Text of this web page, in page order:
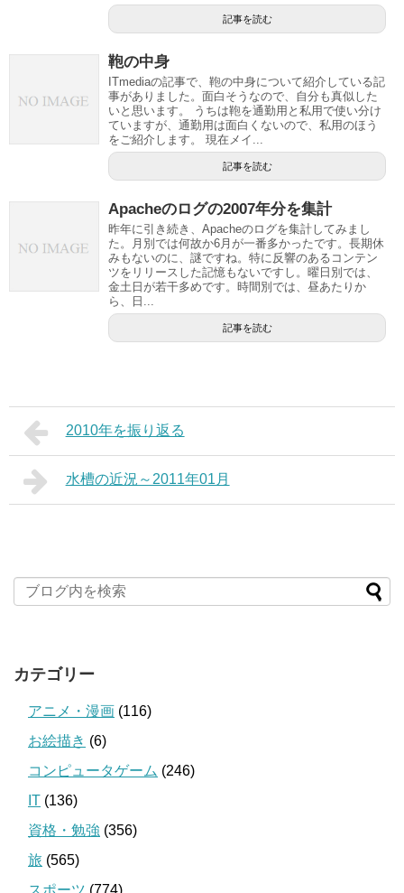
記事を読む
鞄の中身
ITmediaの記事で、鞄の中身について紹介している記
事がありました。面白そうなので、自分も真似した
いと思います。 うちは鞄を通勤用と私用で使い分け
ていますが、通勤用は面白くないので、私用のほう
をご紹介します。 現在メイ...
記事を読む
Apacheのログの2007年分を集計
昨年に引き続き、Apacheのログを集計してみまし
た。月別では何故か6月が一番多かったです。長期休
みもないのに、謎ですね。特に反響のあるコンテン
ツをリリースした記憶もないですし。曜日別では、
金土日が若干多めです。時間別では、昼あたりか
ら、日...
記事を読む
2010年を振り返る
水槽の近況～2011年01月
カテゴリー
アニメ・漫画 (116)
お絵描き (6)
コンピュータゲーム (246)
IT (136)
資格・勉強 (356)
旅 (565)
スポーツ (774)